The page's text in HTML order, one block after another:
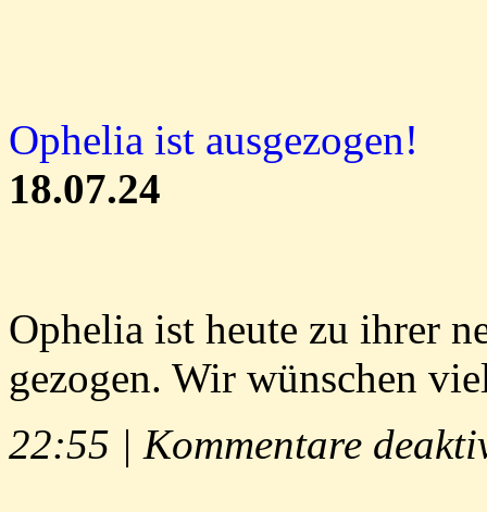
Ophelia ist ausgezogen!
18.07.24
Ophelia ist heute zu ihrer
gezogen. Wir wünschen
22:55 | Kommentare